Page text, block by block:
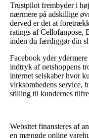
Trustpilot frembyder i
nærmere på adskillige
derved er det at
ratings af Cellofanpose,
inden du færdiggør din
Facebook yder
indtryk af netshoppens
internet selskaber hvor
virksomhedens service,
stilling til kundernes
Websitet finansieres af
en mængde online